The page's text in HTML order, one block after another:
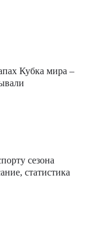
Кубка мира –
сезона
статистика